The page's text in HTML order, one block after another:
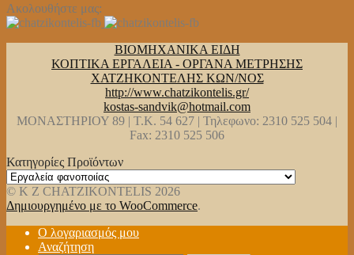
Ακολουθήστε μας:
ΒΙΟΜΗΧΑΝΙΚΑ ΕΙΔΗ
ΚΟΠΤΙΚΑ ΕΡΓΑΛΕΙΑ - ΟΡΓΑΝΑ ΜΕΤΡΗΣΗΣ
ΧΑΤΖΗΚΟΝΤΕΛΗΣ ΚΩΝ/ΝΟΣ
http://www.chatzikontelis.gr/
kostas-sandvik@hotmail.com
ΜΟΝΑΣΤΗΡΙΟΥ 89 | Τ.Κ. 54 627 | Τηλεφωνο: 2310 525 504 |
Fax: 2310 525 506
Κατηγορίες Προϊόντων
© K Z CHATZIKONTELIS 2026
Δημιουργημένο με το WooCommerce.
Ο λογαριασμός μου
Αναζήτηση